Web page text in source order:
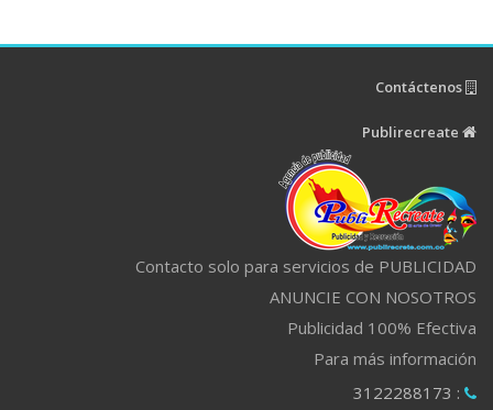
Contacto solo para servicios de PUBLICIDAD
ANUNCIE CON NOSOTROS
Publicidad 100% Efectiva
Para más información
: 3122288173